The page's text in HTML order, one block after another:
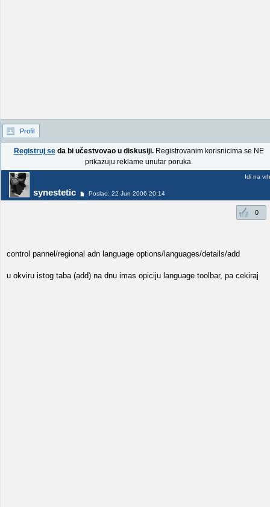
Profil
Registruj seda bi učestvovao u diskusiji.Registrovanim korisnicima se NE
prikazuju reklame unutar poruka.
synestetic Poslao: 22 Jun 2006 20:14
Idi na vrh
0
control pannel/regional adn language options/languages/details/add
u okviru istog taba (add) na dnu imas opiciju language toolbar, pa cekiraj